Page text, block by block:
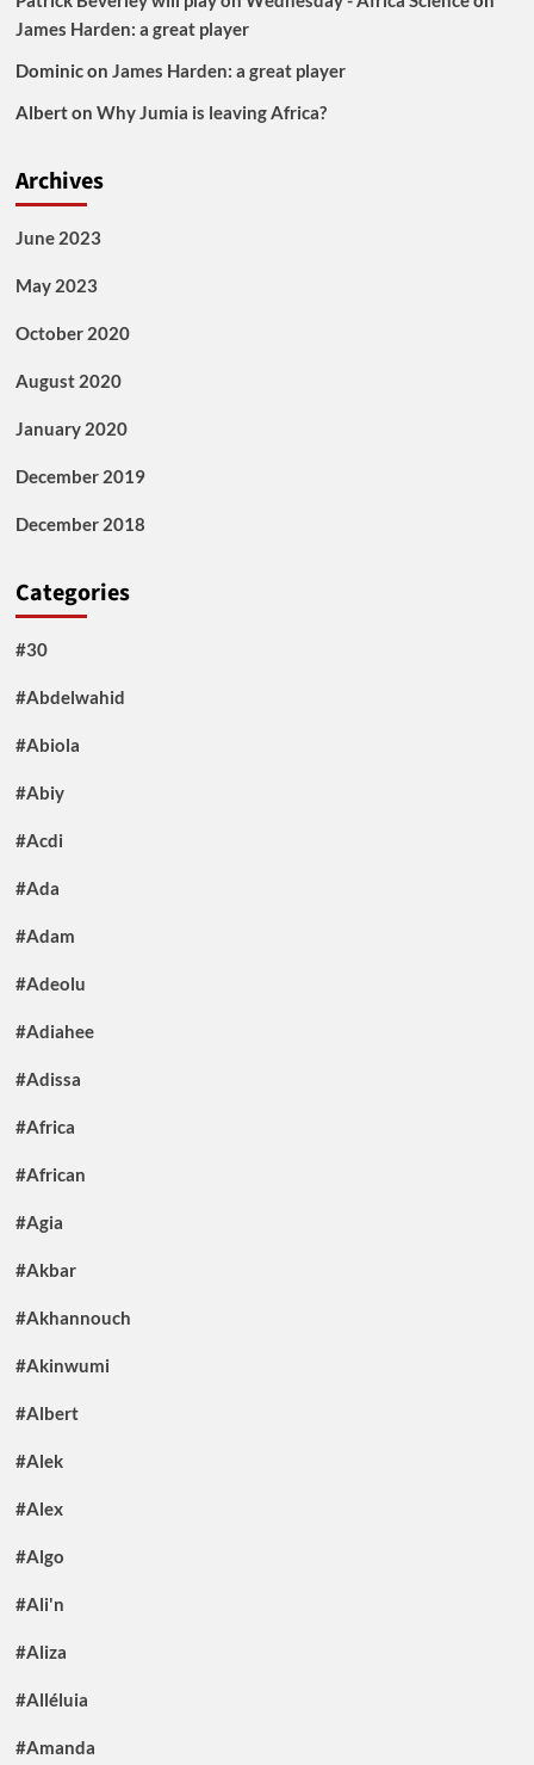
James Harden: a great player
Dominicon James Harden: a great player
Alberton Why Jumia is leaving Africa?
Archives
June 2023
May 2023
October 2020
August 2020
January 2020
December 2019
December 2018
Categories
#30
#Abdelwahid
#Abiola
#Abiy
#Acdi
#Ada
#Adam
#Adeolu
#Adiahee
#Adissa
#Africa
#African
#Agia
#Akbar
#Akhannouch
#Akinwumi
#Albert
#Alek
#Alex
#Algo
#Ali'n
#Aliza
#Alléluia
#Amanda